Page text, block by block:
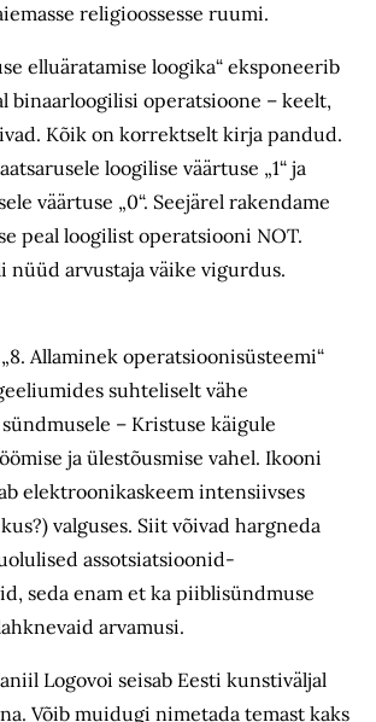
religioossesse ruumi.
elluäratamise loogika“ eksponeerib
binaarloogilisi operatsioone – keelt,
Kõik on korrektselt kirja pandud.
loogilise väärtuse „1“ ja
väärtuse „0“. Seejärel rakendame
peal loogilist operatsiooni NOT.
nüüd arvustaja väike vigurdus.
Allaminek operatsioonisüsteemi“
suhteliselt vähe
– Kristuse käigule
ja ülestõusmise vahel. Ikooni
elektroonikaskeem intensiivses
valguses. Siit võivad hargneda
assotsiatsioonid-
seda enam et ka piiblisündmuse
arvamusi.
Logovoi seisab Eesti kunstiväljal
Võib muidugi nimetada temast kaks